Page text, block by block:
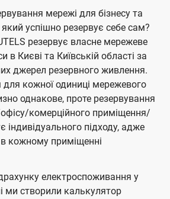
мережі для бізнесу та
який успішно резервує себе сам?
резервує власне мережеве
в Києві та Київській області за
джерел резервного живлення.
кожної одиниці мережевого
однакове, проте резервування
комерційного приміщення/
індивідуального підходу, адже
кожному приміщенні
електроспоживання у
ми створили калькулятор